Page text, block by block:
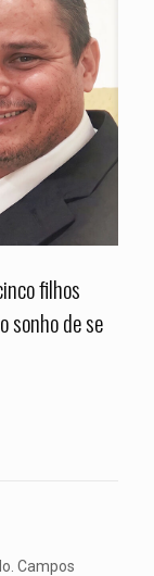
filhos
sonho de se
Campos